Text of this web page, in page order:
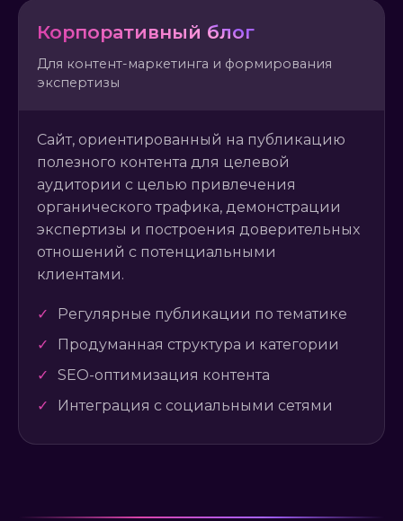
Корпоративный блог
Для контент-маркетинга и формирования
экспертизы
Сайт, ориентированный на публикацию
полезного контента для целевой
аудитории с целью привлечения
органического трафика, демонстрации
экспертизы и построения доверительных
отношений с потенциальными
клиентами.
✓
Регулярные публикации по тематике
✓
Продуманная структура и категории
✓
SEO-оптимизация контента
✓
Интеграция с социальными сетями